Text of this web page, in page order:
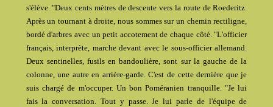
s'élève. "Deux cents mètres de descente vers la route de Roederitz.
Après un tournant à droite, nous sommes sur un chemin rectiligne,
bordé d'arbres avec un petit accotement de chaque côté. "L'officier
français, interprète, marche devant avec le sous-officier allemand.
Deux sentinelles, fusils en bandoulière, sont sur la gauche de la
colonne, une autre en arrière-garde. C'est de cette dernière que je
suis chargé de m'occuper. Un bon Poméranien tranquille. "Je lui
fais la conversation. Tout y passe. Je lui parle de l'équipe de